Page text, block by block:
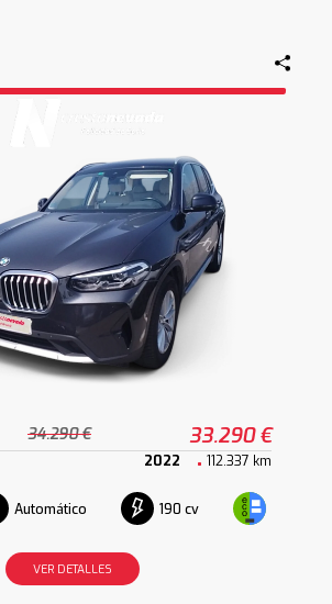
34.290 € 33.290 €
2022 112.337 km
Automático 190 cv
VER DETALLES